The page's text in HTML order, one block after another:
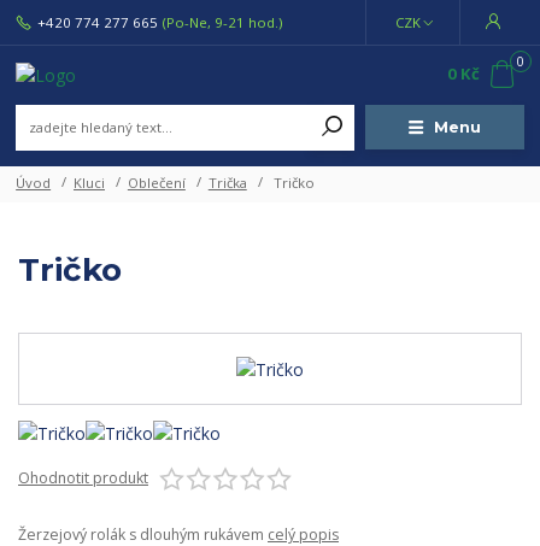
Menu
CZK
+420 774 277 665 (Po-Ne, 9-21 hod.)
0
0 Kč
Úvod Kluci Oblečení Trička Tričko
Tričko
Ohodnotit produkt
Žerzejový rolák s dlouhým rukávem celý popis